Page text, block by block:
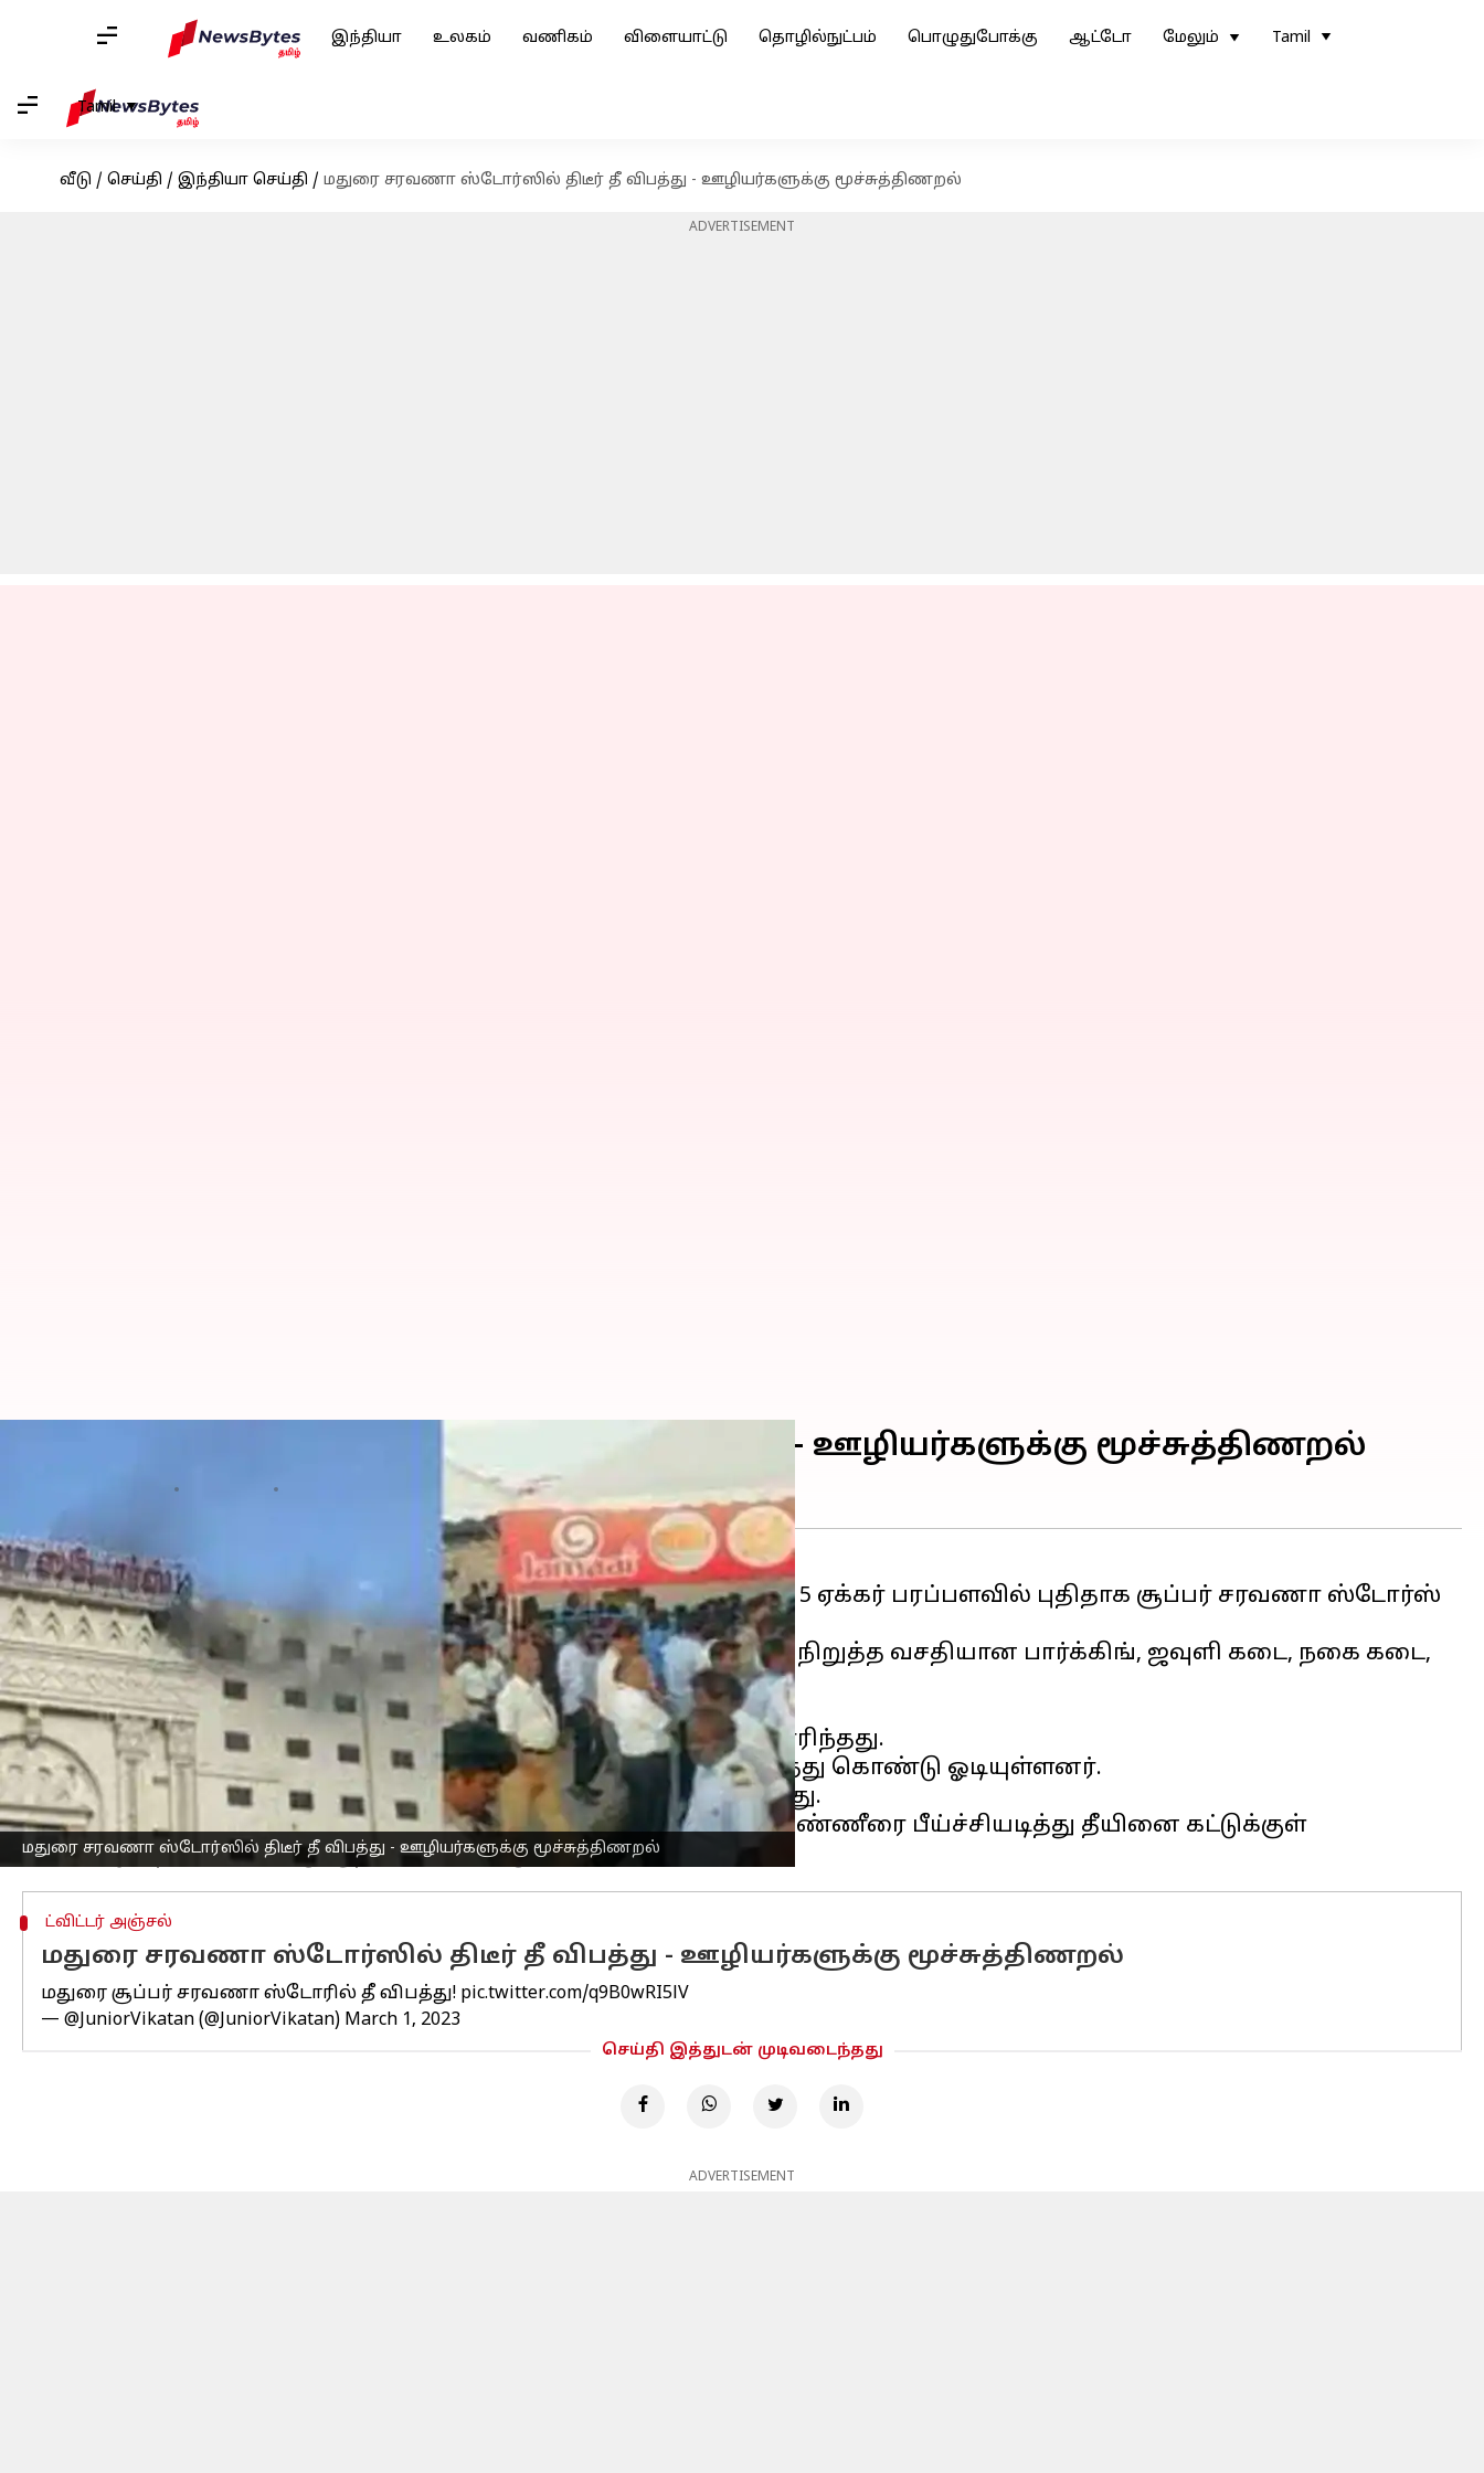
இந்தியா உலகம் வணிகம் விளையாட்டு தொழில்நுட்பம் பொழுதுபோக்கு ஆட்டோ மேலும் Tamil
Tamil
வீடு / செய்தி / இந்தியா செய்தி / மதுரை சரவணா ஸ்டோர்ஸில் திடீர் தீ விபத்து - ஊழியர்களுக்கு மூச்சுத்திணறல்
ADVERTISEMENT
மதுரை சரவணா ஸ்டோர்ஸில் திடீர் தீ விபத்து - ஊழியர்களுக்கு மூச்சுத்திணறல்
மதுரை சரவணா ஸ்டோர்ஸில் திடீர் தீ விபத்து - ஊழியர்களுக்கு மூச்சுத்திணறல்
செய்தி முன்னோட்டம்
மதுரைமாட்டுத்தாவணி பேருந்துநிலையம் அருகே லேக் ஏரியாவில் 5 ஏக்கர் பரப்பளவில் புதிதாக சூப்பர் சரவணா ஸ்டோர்ஸ்
வணிக கட்டிடம் கடந்த டிசம்பர் மாதம் 5ம்தேதி திறக்கப்பட்டது.
10மாடிகள் கொண்ட இந்த வணிகவளாகத்தில் 5 ஆயிரம் வண்டிகள் நிறுத்த வசதியான பார்க்கிங், ஜவுளி கடை, நகை கடை,
உணவகம் என அனைத்தும் உள்ளன.
இந்நிலையில் இதன் 9ம்தளத்தில் திடீரென தீ விபத்து ஏற்பட்டது.
இந்த தீயானது சிறிது நேரத்தில் பெருமளவில் பரவி மளமளவென எரிந்தது.
இதனை கண்ட வாடிக்கையாளர்கள் மற்றும் ஊழியர்கள் அலறியடித்து கொண்டு ஓடியுள்ளனர்.
இதில் 3 ஊழியர்களுக்கு மூச்சுத்திணறல் ஏற்பட்டதாக கூறப்படுகிறது.
இந்நிலையில் தகவலறிந்து அங்கு வந்த தீயணைப்பு துறையினர் தண்ணீரை பீய்ச்சியடித்து தீயினை கட்டுக்குள்
ட்விட்டர் அஞ்சல்
மதுரை சரவணா ஸ்டோர்ஸில் திடீர் தீ விபத்து - ஊழியர்களுக்கு மூச்சுத்திணறல்
மதுரை சூப்பர் சரவணா ஸ்டோரில் தீ விபத்து! pic.twitter.com/q9B0wRI5lV
— @JuniorVikatan (@JuniorVikatan) March 1, 2023
செய்தி இத்துடன் முடிவடைந்தது
ADVERTISEMENT